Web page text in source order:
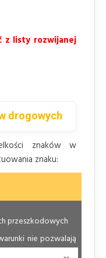
z listy rozwijanej
drogowych
znaków w
znaku:
przeszkodowych
nie pozwalają